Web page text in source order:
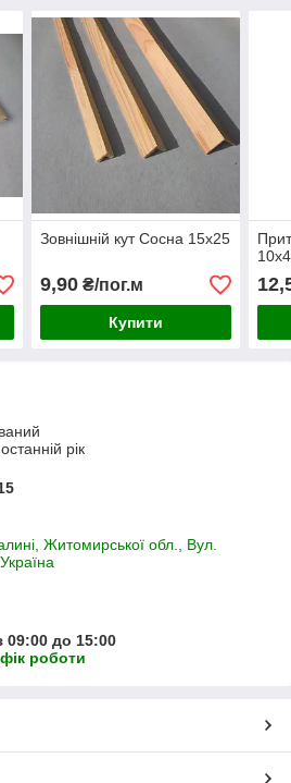
Зовнішній кут Сосна 15х25
9,90₴/пог.м
Купити
рік
Житомирської обл., Вул.
09:00 до 15:00
роботи